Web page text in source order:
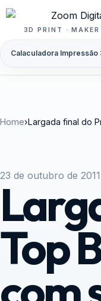
Pular para o conteúdo
3D PRINT · MAKER
Calaculadora Impressão
Home›Largada final do
23 de outubro de 2011
Top